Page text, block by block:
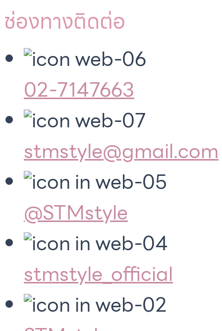
ช่องทางติดต่อ
02-7147663
stmstyle@gmail.com
@STMstyle
stmstyle_official